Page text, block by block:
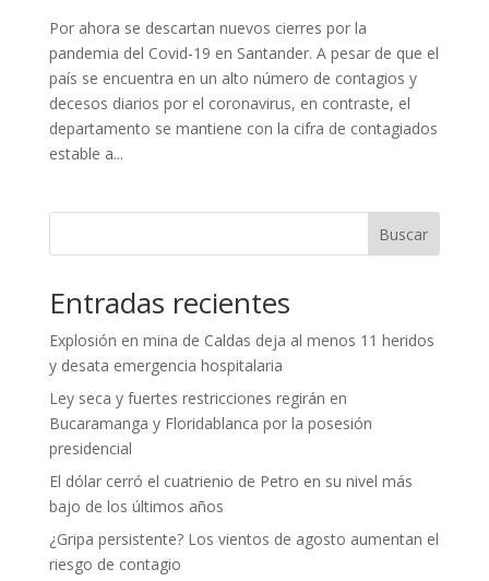
Por ahora se descartan nuevos cierres por la
pandemia del Covid-19 en Santander. A pesar de que el
país se encuentra en un alto número de contagios y
decesos diarios por el coronavirus, en contraste, el
departamento se mantiene con la cifra de contagiados
estable a...
Buscar
Entradas recientes
Explosión en mina de Caldas deja al menos 11 heridos
y desata emergencia hospitalaria
Ley seca y fuertes restricciones regirán en
Bucaramanga y Floridablanca por la posesión
presidencial
El dólar cerró el cuatrienio de Petro en su nivel más
bajo de los últimos años
¿Gripa persistente? Los vientos de agosto aumentan el
riesgo de contagio